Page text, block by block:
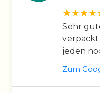
Sehr
jeden
Zum